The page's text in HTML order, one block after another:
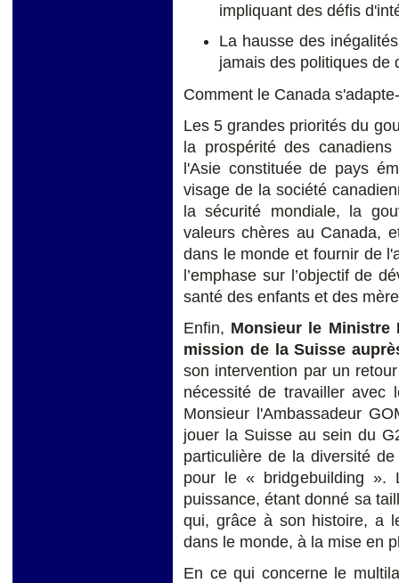
impliquant des défis
La hausse des
jamais des politiques de
Comment le Canada
Les 5 grandes priorités du
la prospérité des
l'Asie constituée de pays
visage de la société
la sécurité mondiale, la
valeurs chères au Canada,
dans le monde et fournir de
l’emphase sur l’objectif de
santé des enfants et des
Enfin, Monsieur le Ministre
mission de la Suisse
son intervention par un
nécessité de travailler avec
Monsieur l'Ambassadeur
jouer la Suisse au sein du
particulière de la diversité
pour le « bridgebuilding ».
puissance, étant donné sa
qui, grâce à son histoire, a
dans le monde, à la mise en
En ce qui concerne le